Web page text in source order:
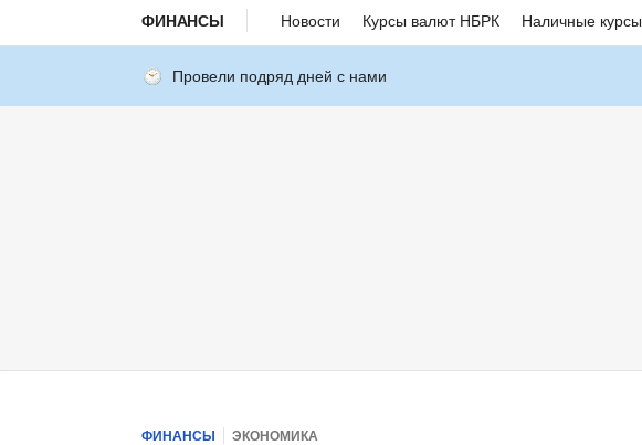
ФИНАНСЫ Новости Курсы валют НБРК Наличные курсы
Провели подряд дней с нами
ФИНАНСЫ ЭКОНОМИКА